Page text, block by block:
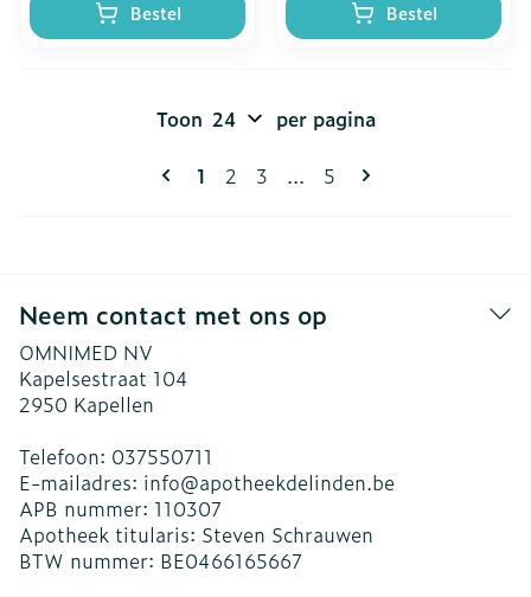
Bestel Bestel
Pagina's
U lees momenteel pagina
1 Pagina
2 Pagina
3 ... Pagina
5
Toon per pagina
Neem contact met ons op
OMNIMED NV
Kapelsestraat 104
2950 Kapellen
Telefoon: 037550711
E-mailadres: info@apotheekdelinden.be
APB nummer: 110307
Apotheek titularis: Steven Schrauwen
BTW nummer: BE0466165667